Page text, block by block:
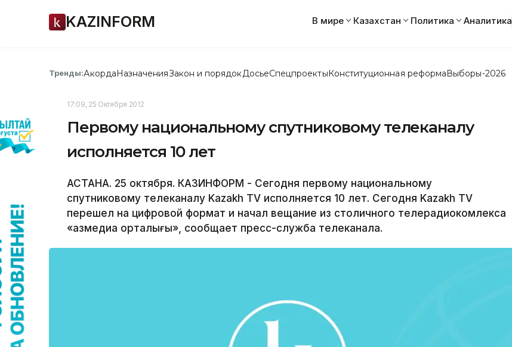
KAZINFORM В мире Казахстан Политика Аналитика
Тренды:АкордаНазначенияЗакон и порядок ДосьеСпецпроектыКонституционная реформаВыборы-2026
17:09, 25 Октября 2012
Первому национальному спутниковому телеканалу
исполняется 10 лет
АСТАНА. 25 октября. КАЗИНФОРМ - Сегодня первому национальному
спутниковому телеканалу Kazakh TV исполняется 10 лет. Сегодня Kazakh TV
перешел на цифровой формат и начал вещание из столичного телерадиокомлекса
«Қазмедиа орталығы», сообщает пресс-служба телеканала.